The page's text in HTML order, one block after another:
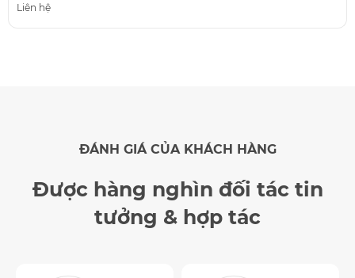
Liên hệ
ĐÁNH GIÁ CỦA KHÁCH HÀNG
Được hàng nghìn đối tác tin
tưởng & hợp tác